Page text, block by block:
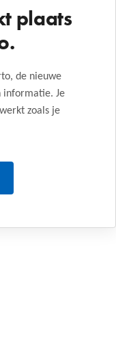
plaats
de nieuwe
informatie. Je
zoals je